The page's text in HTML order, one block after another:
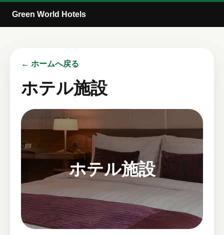
Green World Hotels
← ホームへ戻る
ホテル施設
ホテル施設